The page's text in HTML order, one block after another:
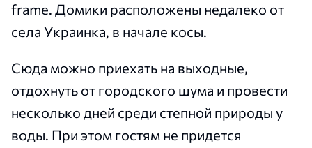
frame. Домики расположены недалеко от
села Украинка, в начале косы.
Сюда можно приехать на выходные,
отдохнуть от городского шума и провести
несколько дней среди степной природы у
воды. При этом гостям не придется